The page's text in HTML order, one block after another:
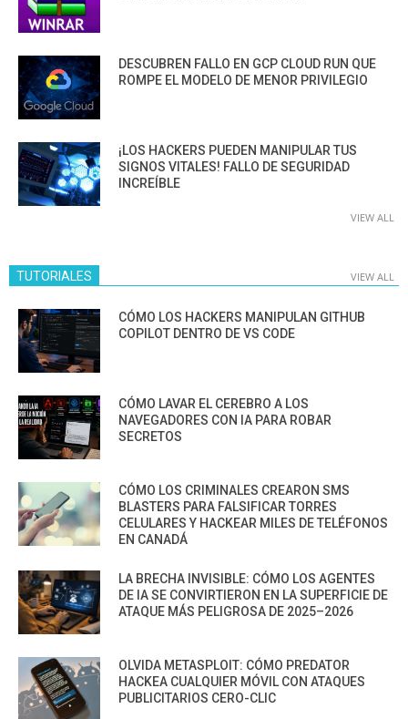
DESCUBREN FALLO EN GCP CLOUD RUN QUE
ROMPE EL MODELO DE MENOR PRIVILEGIO
¡LOS HACKERS PUEDEN MANIPULAR TUS
SIGNOS VITALES! FALLO DE SEGURIDAD
INCREÍBLE
VIEW ALL
TUTORIALES VIEW ALL
CÓMO LOS HACKERS MANIPULAN GITHUB
COPILOT DENTRO DE VS CODE
CÓMO LAVAR EL CEREBRO A LOS
NAVEGADORES CON IA PARA ROBAR
SECRETOS
CÓMO LOS CRIMINALES CREARON SMS
BLASTERS PARA FALSIFICAR TORRES
CELULARES Y HACKEAR MILES DE TELÉFONOS
EN CANADÁ
LA BRECHA INVISIBLE: CÓMO LOS AGENTES
DE IA SE CONVIRTIERON EN LA SUPERFICIE DE
ATAQUE MÁS PELIGROSA DE 2025–2026
OLVIDA METASPLOIT: CÓMO PREDATOR
HACKEA CUALQUIER MÓVIL CON ATAQUES
PUBLICITARIOS CERO-CLIC